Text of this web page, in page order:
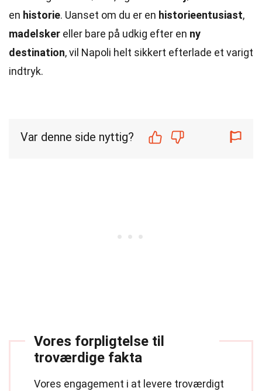
en historie. Uanset om du er en historieentusiast,
madelsker eller bare på udkig efter en ny
destination, vil Napoli helt sikkert efterlade et varigt
indtryk.
Var denne side nyttig?
Vores forpligtelse til
troværdige fakta
Vores engagement i at levere troværdigt